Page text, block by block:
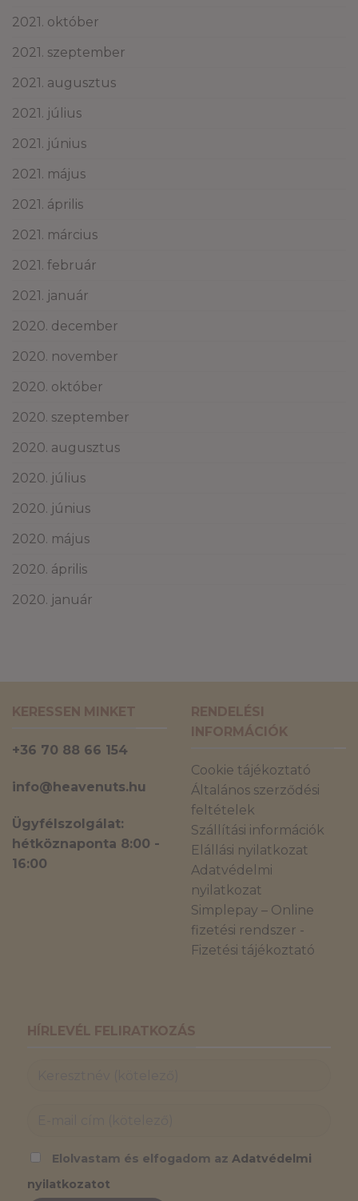
2021. október
2021. szeptember
2021. augusztus
2021. július
2021. június
2021. május
2021. április
2021. március
2021. február
2021. január
2020. december
2020. november
2020. október
2020. szeptember
2020. augusztus
2020. július
2020. június
2020. május
2020. április
2020. január
KERESSEN MINKET
+36 70 88 66 154
info@heavenuts.hu
Ügyfélszolgálat:
hétköznaponta 8:00 -
16:00
RENDELÉSI
INFORMÁCIÓK
Cookie tájékoztató
Általános szerződési
feltételek
Szállítási információk
Elállási nyilatkozat
Adatvédelmi
nyilatkozat
Simplepay – Online
fizetési rendszer -
Fizetési tájékoztató
HÍRLEVÉL FELIRATKOZÁS
Elolvastam és elfogadom az Adatvédelmi
nyilatkozatot